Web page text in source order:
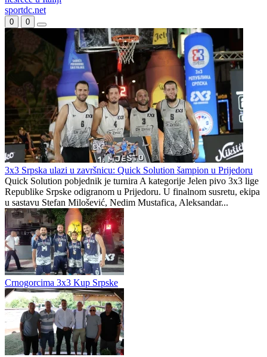
sportdc.net
0 0
3x3 Srpska ulazi u završnicu: Quick Solution šampion u Prijedoru
Quick Solution pobjednik je turnira A kategorije Jelen pivo 3x3 lige
Republike Srpske odigranom u Prijedoru. U finalnom susretu, ekipa
u sastavu Stefan Milošević, Nedim Mustafica, Aleksandar...
Crnogorcima 3x3 Kup Srpske